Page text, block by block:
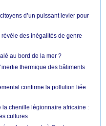
d’un puissant levier pour
des inégalités de genre
au bord de la mer ?
thermique des bâtiments
confirme la pollution liée
la chenille légionnaire africaine :
cultures